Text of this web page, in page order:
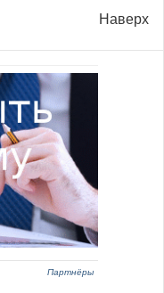
Наверх
Партнёры